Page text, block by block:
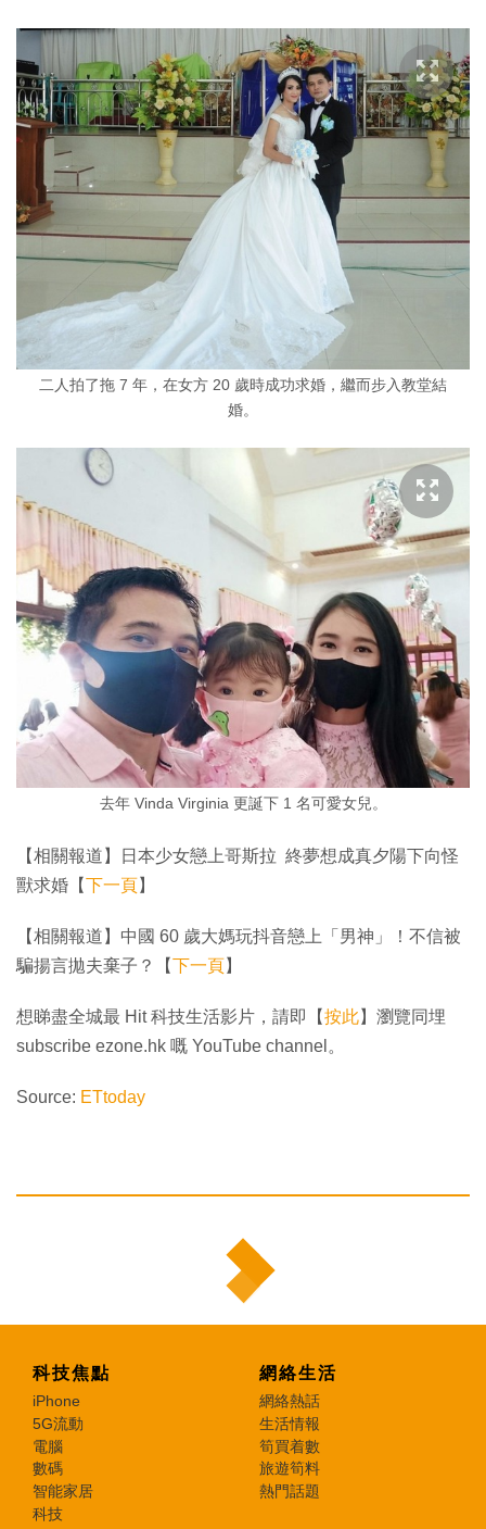
二人拍了拖 7 年，在女方 20 歲時成功求婚，繼而步入教堂結
婚。
去年 Vinda Virginia 更誕下 1 名可愛女兒。
【相關報道】日本少女戀上哥斯拉 終夢想成真夕陽下向怪
獸求婚【下一頁】
【相關報道】中國 60 歲大媽玩抖音戀上「男神」！不信被
騙揚言拋夫棄子？【下一頁】
想睇盡全城最 Hit 科技生活影片，請即【按此】瀏覽同埋
subscribe ezone.hk 嘅 YouTube channel。
Source: ETtoday
科技焦點
iPhone
5G流動
電腦
數碼
智能家居
科技
網絡生活
網絡熱話
生活情報
筍買着數
旅遊筍料
熱門話題